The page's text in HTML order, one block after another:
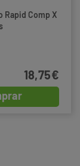
Rapid Comp X
18,75€